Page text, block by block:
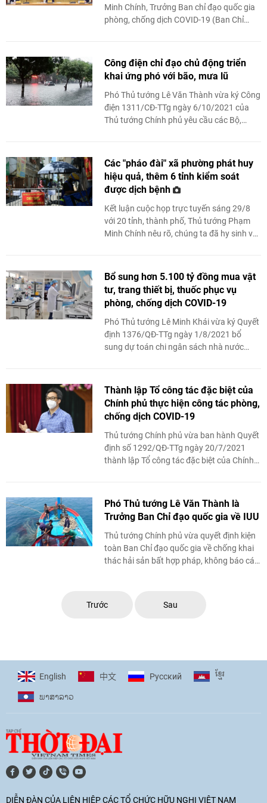
Minh Chính, Trưởng Ban chỉ đạo quốc gia
phòng, chống dịch COVID-19 (Ban Chỉ
Công điện chỉ đạo chủ động triển
khai ứng phó với bão, mưa lũ
Phó Thủ tướng Lê Văn Thành vừa ký Công
điện 1311/CĐ-TTg ngày 6/10/2021 của
Thủ tướng Chính phủ yêu cầu các Bộ,
Các "pháo đài" xã phường phát huy
hiệu quả, thêm 6 tỉnh kiểm soát
được dịch bệnh
Kết luận cuộc họp trực tuyến sáng 29/8
với 20 tỉnh, thành phố, Thủ tướng Phạm
Minh Chính nêu rõ, chúng ta đã hy sinh về
Bổ sung hơn 5.100 tỷ đồng mua vật
tư, trang thiết bị, thuốc phục vụ
phòng, chống dịch COVID-19
Phó Thủ tướng Lê Minh Khái vừa ký Quyết
định 1376/QĐ-TTg ngày 1/8/2021 bổ
sung dự toán chi ngân sách nhà nước
Thành lập Tổ công tác đặc biệt của
Chính phủ thực hiện công tác phòng,
chống dịch COVID-19
Thủ tướng Chính phủ vừa ban hành Quyết
định số 1292/QĐ-TTg ngày 20/7/2021
thành lập Tổ công tác đặc biệt của Chính
Phó Thủ tướng Lê Văn Thành là
Trưởng Ban Chỉ đạo quốc gia về IUU
Thủ tướng Chính phủ vừa quyết định kiện
toàn Ban Chỉ đạo quốc gia về chống khai
thác hải sản bất hợp pháp, không báo cáo
Trước
Sau
English 中文 Pусский ខ្មែរ
ພາ​ສາ​ລາວ
DIỄN ĐÀN CỦA LIÊN HIỆP CÁC TỔ CHỨC HỮU NGHỊ VIỆT NAM